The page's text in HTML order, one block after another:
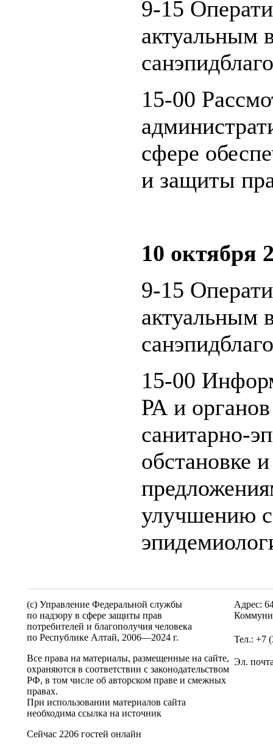
9-15
актуальным
15-00
сфере
и защиты
10 октября
9-15
актуальным
15-00
РА и
санитарно-
обстановке
улучшению
(c) Управление Федеральной службы
по надзору в сфере защиты прав
потребителей и благополучия человека
по Республике Алтай, 2006—2024 г.
Все права на материалы, размещенные на сайте,
охраняются в соответствии с законодательством
РФ, в том числе об авторском праве и смежных
правах.
При использовании материалов сайта
необходима ссылка на источник
Сейчас 2206 гостей онлайн
Адрес:
Тел.: +7
Эл.